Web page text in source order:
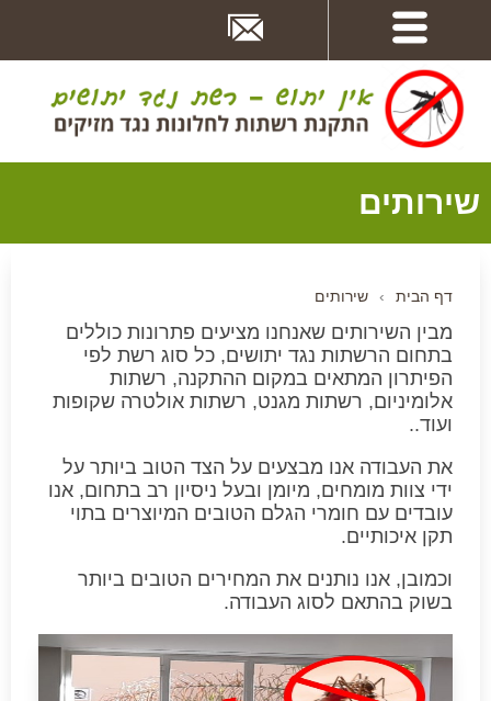
העמוד
שירותים
דף הבית › שירותים
מבין השירותים שאנחנו מציעים פתרונות כוללים
בתחום הרשתות נגד יתושים, כל סוג רשת לפי
הפיתרון המתאים במקום ההתקנה, רשתות
אלומיניום, רשתות מגנט, רשתות אולטרה שקופות
ועוד..
את העבודה אנו מבצעים על הצד הטוב ביותר על
ידי צוות מומחים, מיומן ובעל ניסיון רב בתחום, אנו
עובדים עם חומרי הגלם הטובים המיוצרים בתוי
תקן איכותיים.
וכמובן, אנו נותנים את המחירים הטובים ביותר
בשוק בהתאם לסוג העבודה.